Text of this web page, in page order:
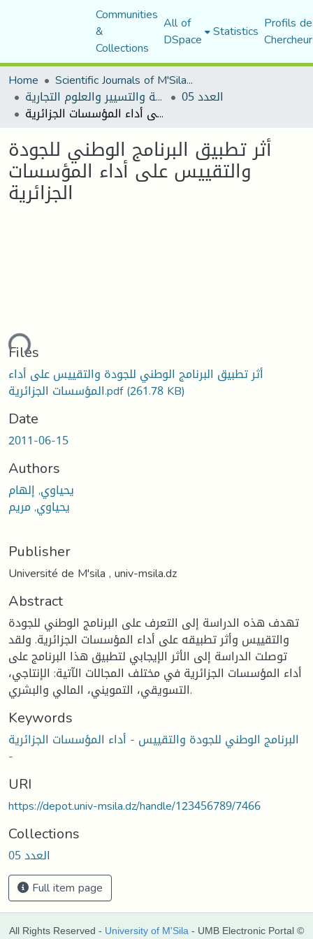
Communities
&
Collections
All of
DSpace Statistics Profils
Home
Scientific Journals of M'Sila University
مجلة العلوم الاقتصادية والتسيير والعلوم التجارية العدد 05
أثر تطبيق البرنامج الوطني للجودة والتقييس على أداء المؤسسات الجزائرية
أثر تطبيق البرنامج الوطني للجودة
والتقييس على أداء المؤسسات
الجزائرية
Files
أثر تطبيق البرنامج الوطني للجودة والتقييس على أداء
المؤسسات الجزائرية.pdf(261.78 KB)
Date
2011-06-15
Authors
يحياوي, إلهام
يحياوي, مريم
Publisher
Université de M'sila , univ-msila.dz
Abstract
تهدف هذه الدراسة إلى التعرف على البرنامج الوطني للجودة
والتقييس وأثر تطبيقه على أداء المؤسسات الجزائرية. ولقد
توصلت الدراسة إلى الأثر الإيجابي لتطبيق هذا البرنامج على
أداء المؤسسات الجزائرية في مختلف المجالات الآتية: الإنتاجي،
التسويقي، التمويني، المالي والبشري.
Keywords
البرنامج الوطني للجودة والتقييس - أداء المؤسسات الجزائرية
-
URI
https://depot.univ-msila.dz/handle/123456789/7466
Collections
العدد 05
Full item page
All Rights Reserved - University of M'Sila - UMB Electronic Portal ©